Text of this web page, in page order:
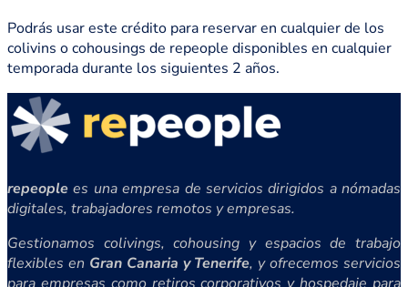
Podrás usar este crédito para reservar en cualquier de los
colivins o cohousings de repeople disponibles en cualquier
temporada durante los siguientes 2 años.
repeople es una empresa de servicios dirigidos a nómadas
digitales, trabajadores remotos y empresas.
Gestionamos colivings, cohousing y espacios de trabajo
flexibles en Gran Canaria y Tenerife, y ofrecemos servicios